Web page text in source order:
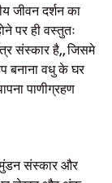
जीवन दर्शन का
पर ही वस्तुतः
संस्कार है,, जिसमे
बनाना वधु के घर
पाणीग्रहण
मुंडन संस्कार और